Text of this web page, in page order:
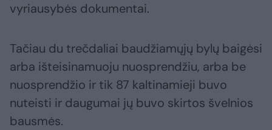
vyriausybės dokumentai.
Tačiau du trečdaliai baudžiamųjų bylų baigėsi
arba išteisinamuoju nuosprendžiu, arba be
nuosprendžio ir tik 87 kaltinamieji buvo
nuteisti ir daugumai jų buvo skirtos švelnios
bausmės.